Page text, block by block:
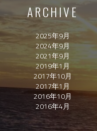
ARCHIVE
2025年9月
2024年9月
2021年9月
2019年1月
2017年10月
2017年1月
2016年10月
2016年4月